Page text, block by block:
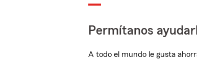
Permítanos
A todo el mundo le gusta